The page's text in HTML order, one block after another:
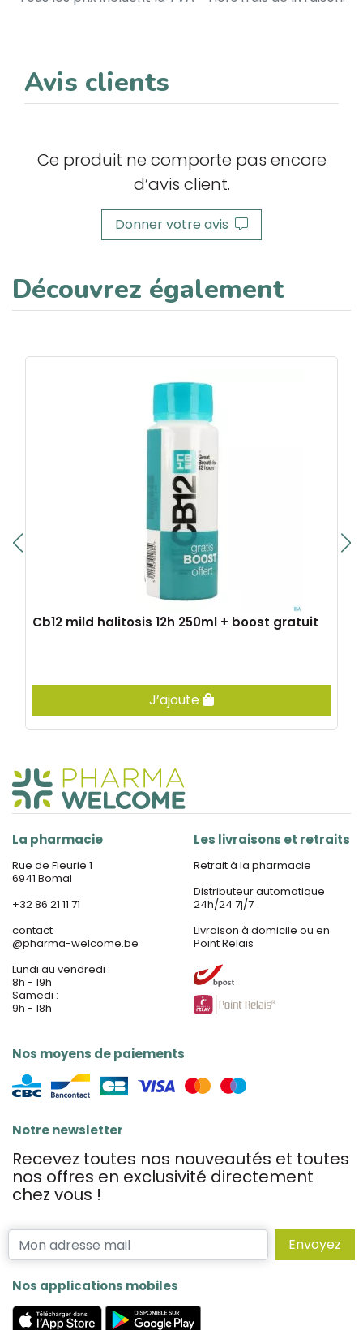
Avis clients
Ce produit ne comporte pas encore
d’avis client.
Donner votre avis
Découvrez également
Cb12 mild halitosis 12h 250ml + boost gratuit
J’ajoute
La pharmacie
Rue de Fleurie 1
6941 Bomal
+32 86 21 11 71
contact
@pharma-welcome.be
Lundi au vendredi :
8h - 19h
Samedi :
9h - 18h
Nos moyens de paiements
Les livraisons et retraits
Retrait à la pharmacie
Distributeur automatique
24h/24 7j/7
Livraison à domicile ou en
Point Relais
Notre newsletter
Recevez toutes nos nouveautés et toutes
nos offres en exclusivité directement
chez vous !
Envoyez
Nos applications mobiles